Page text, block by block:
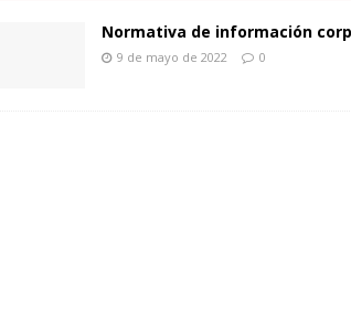
Normativa de información
9 de mayo de 2022 0